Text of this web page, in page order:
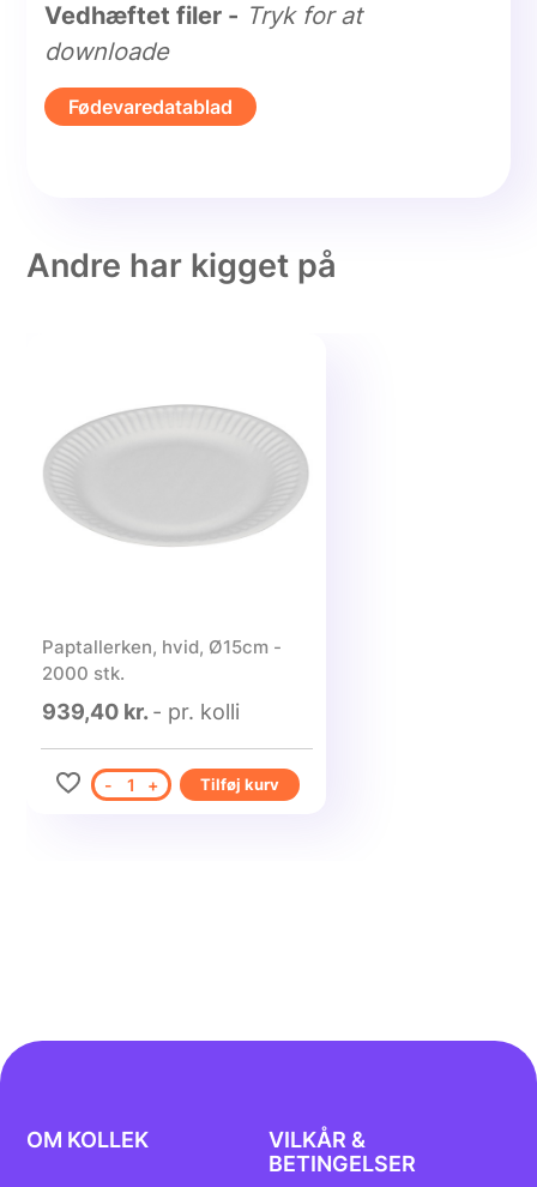
Vedhæftet filer - Tryk for at
downloade
Fødevaredatablad
Andre har kigget på
Paptallerken, hvid, Ø15cm -
2000 stk.
939,40 kr. - pr. kolli
- 1 + Tilføj kurv
OM KOLLEK
VILKÅR &
BETINGELSER